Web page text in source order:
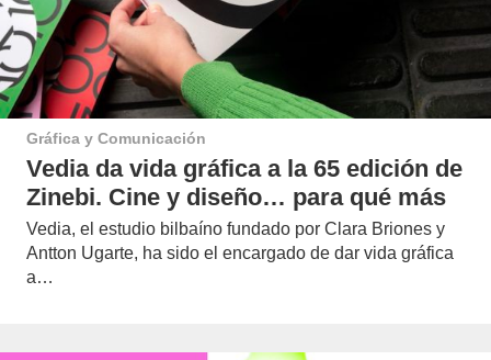
Gráfica y Comunicación
Vedia da vida gráfica a la 65 edición de
Zinebi. Cine y diseño… para qué más
Vedia, el estudio bilbaíno fundado por Clara Briones y
Antton Ugarte, ha sido el encargado de dar vida gráfica
a…